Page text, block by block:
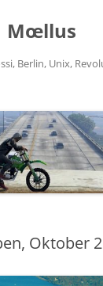
Mœllus
Berlin, Unix,
Oktober